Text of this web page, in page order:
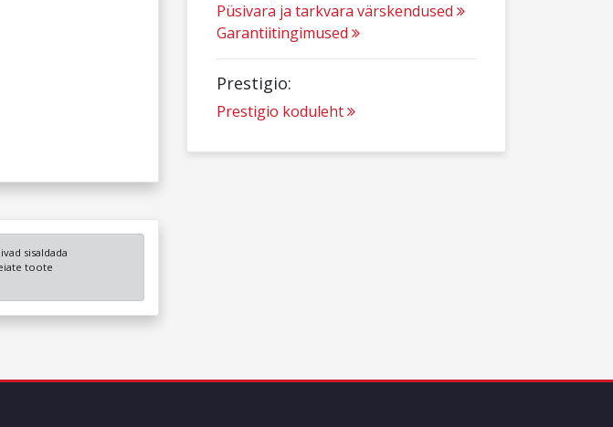
sisaldada
toote
Püsivara ja tarkvara värskendused
Garantiitingimused
Prestigio:
Prestigio koduleht